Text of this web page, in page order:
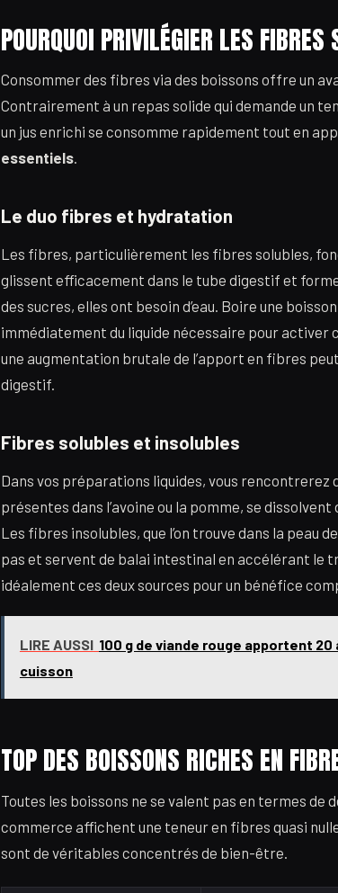
POURQUOI PRIVILÉGIER LES
Consommer des fibres via des boissons offre un
Contrairement à un repas solide qui demande un
un jus enrichi se consomme rapidement tout en
essentiels
Le duo fibres et hydratation
Les fibres, particulièrement les fibres solubles,
glissent efficacement dans le tube digestif et
des sucres, elles ont besoin d’eau. Boire une
immédiatement du liquide nécessaire pour
une augmentation brutale de l’apport en fibres
digestif.
Fibres solubles et insolubles
Dans vos préparations liquides, vous
présentes dans l’avoine ou la pomme, se
Les fibres insolubles, que l’on trouve dans la peau
pas et servent de balai intestinal en accélérant le
idéalement ces deux sources pour un bénéfice
LIRE AUSSI 100 g de viande rouge apportent
cuisson
TOP DES BOISSONS RICHES EN
Toutes les boissons ne se valent pas en termes
commerce affichent une teneur en fibres quasi
sont de véritables concentrés de bien-être.